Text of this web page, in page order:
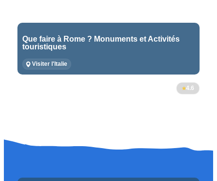
Que faire à Rome ? Monuments et Activités
touristiques
Visiter l'Italie
4.6